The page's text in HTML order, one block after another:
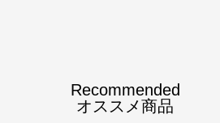
Recommended
オススメ商品